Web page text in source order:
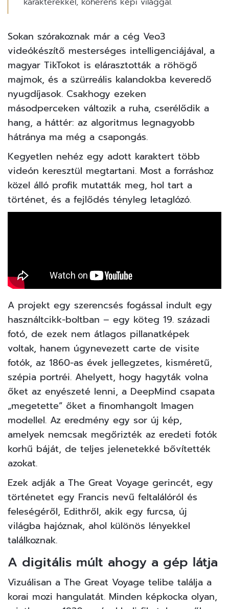
Sokan szórakoznak már a cég Veo3
videókészítő mesterséges intelligenciájával, a
magyar TikTokot is elárasztották a röhögő
majmok, és a szürreális kalandokba keveredő
nyugdíjasok. Csakhogy ezeken
másodperceken változik a ruha, cserélődik a
hang, a háttér: az algoritmus legnagyobb
hátránya ma még a csapongás.
Kegyetlen nehéz egy adott karaktert több
videón keresztül megtartani. Most a forráshoz
közel álló profik mutatták meg, hol tart a
történet, és a fejlődés tényleg letaglózó.
A projekt egy szerencsés fogással indult egy
használtcikk-boltban – egy köteg 19. századi
fotó, de ezek nem átlagos pillanatképek
voltak, hanem úgynevezett carte de visite
fotók, az 1860-as évek jellegzetes, kisméretű,
szépia portréi. Ahelyett, hogy hagyták volna
őket az enyészeté lenni, a DeepMind csapata
„megetette” őket a finomhangolt Imagen
modellel. Az eredmény egy sor új kép,
amelyek nemcsak megőrizték az eredeti fotók
korhű báját, de teljes jelenetekké bővítették
azokat.
Ezek adják a The Great Voyage gerincét, egy
történetet egy Francis nevű feltalálóról és
feleségéről, Edithről, akik egy furcsa, új
világba hajóznak, ahol különös lényekkel
találkoznak.
A digitális múlt ahogy a gép látja
Vizuálisan a The Great Voyage telibe találja a
korai mozi hangulatát. Minden képkocka olyan,